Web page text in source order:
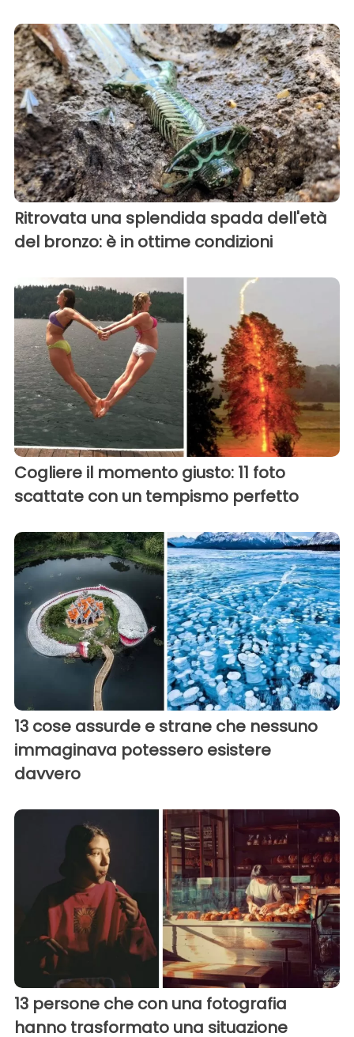
Ritrovata una splendida spada dell'età
del bronzo: è in ottime condizioni
Cogliere il momento giusto: 11 foto
scattate con un tempismo perfetto
13 cose assurde e strane che nessuno
immaginava potessero esistere
davvero
13 persone che con una fotografia
hanno trasformato una situazione